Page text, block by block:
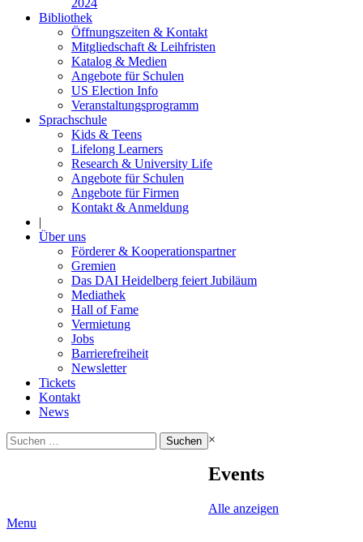
2024
Bibliothek
Öffnungszeiten & Kontakt
Mitgliedschaft & Leihfristen
Katalog & Medien
Angebote für Schulen
US Election Info
Veranstaltungsprogramm
Sprachschule
Kids & Teens
Lifelong Learners
Research & University Life
Angebote für Schulen
Angebote für Firmen
Kontakt & Anmeldung
|
Über uns
Förderer & Kooperationspartner
Gremien
Das DAI Heidelberg feiert Jubiläum
Mediathek
Hall of Fame
Vermietung
Jobs
Barrierefreiheit
Newsletter
Tickets
Kontakt
News
Suchen
nach:
×
Events
Alle anzeigen
Menu